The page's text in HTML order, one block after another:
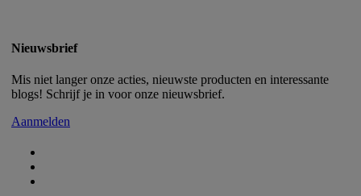
Nieuwsbrief
Mis niet langer onze acties, nieuwste producten en interessante
blogs! Schrijf je in voor onze nieuwsbrief.
Aanmelden